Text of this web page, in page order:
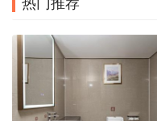
热门推荐